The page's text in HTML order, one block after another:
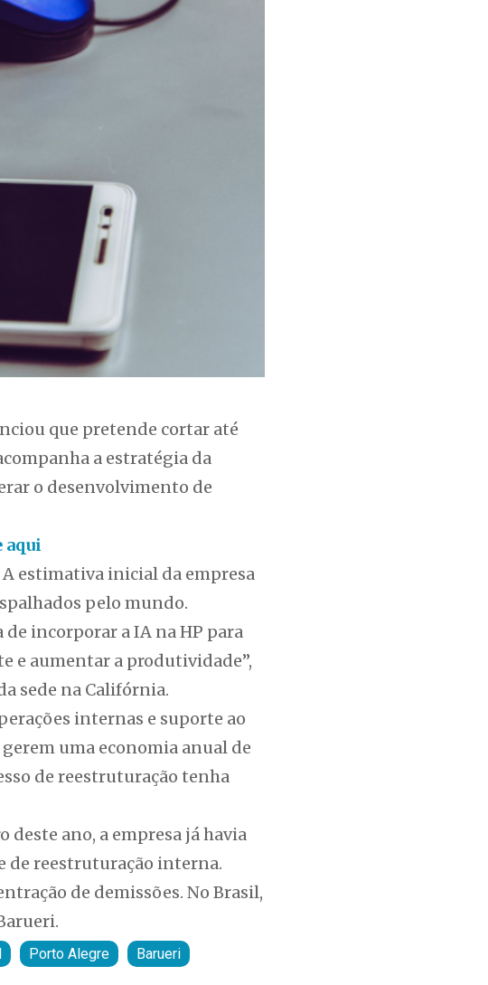
que pretende cortar até
a estratégia da
o desenvolvimento de
aqui
estimativa inicial da empresa
pelo mundo.
incorporar a IA na HP para
e aumentar a produtividade”,
sede na Califórnia.
internas e suporte ao
uma economia anual de
de reestruturação tenha
deste ano, a empresa já havia
de reestruturação interna.
de demissões. No Brasil,
Porto Alegre Barueri